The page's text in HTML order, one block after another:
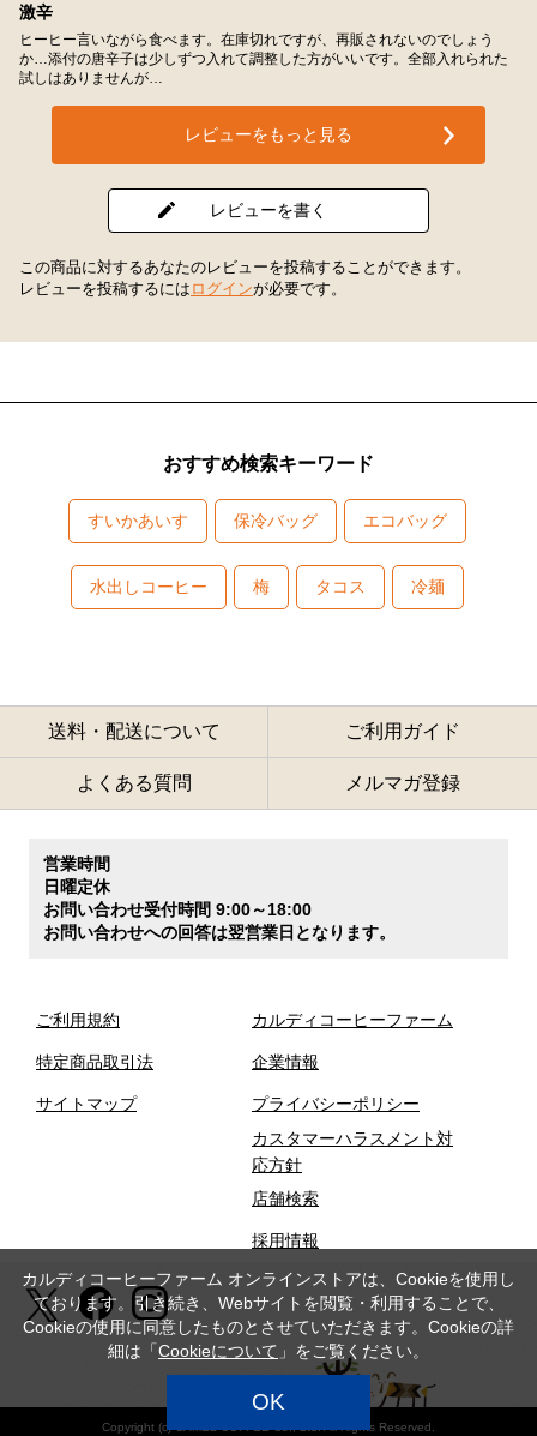
激辛
ヒーヒー言いながら食べます。在庫切れですが、再販されないのでしょう
か…添付の唐辛子は少しずつ入れて調整した方がいいです。全部入れられた
試しはありませんが…
レビューをもっと見る
レビューを書く
この商品に対するあなたのレビューを投稿することができます。
レビューを投稿するには ログインが必要です。
おすすめ検索キーワード
すいかあいす 保冷バッグ エコバッグ
水出しコーヒー 梅 タコス 冷麺
送料・配送について ご利用ガイド
よくある質問 メルマガ登録
営業時間
日曜定休
お問い合わせ受付時間 9:00～18:00
お問い合わせへの回答は翌営業日となります。
ご利用規約
特定商品取引法
サイトマップ
カルディコーヒーファーム
企業情報
プライバシーポリシー
カスタマーハラスメント対
応方針
店舗検索
採用情報
Copyright (c) CAMEL COFFEE Co., Ltd. All Rights Reserved.
カルディコーヒーファーム オンラインストアは、Cookieを使用し
ております。引き続き、Webサイトを閲覧・利用することで、
Cookieの使用に同意したものとさせていただきます。Cookieの詳
細は「Cookieについて 」をご覧ください。
OK